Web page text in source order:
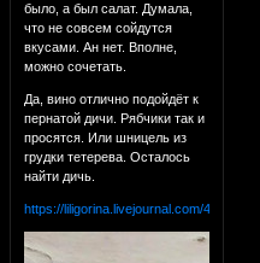
было, а был салат. Думала,
что не совсем сойдутся
вкусами. Ан нет. Вполне,
можно сочетать.
Да, вино отлично подойдёт к
пернатой дичи. Рябчики так и
просятся. Или шницель из
грудки тетерева. Осталось
найти дичь.
https://liligorina.livejournal.com/